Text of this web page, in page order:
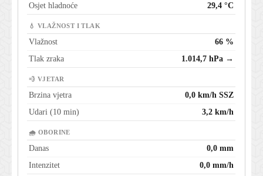
Osjet hladnoće
29,4 °C
💧 VLAŽNOST I TLAK
Vlažnost
66 %
Tlak zraka
1.014,7 hPa →
💨 VJETAR
Brzina vjetra
0,0 km/h SSZ
Udari (10 min)
3,2 km/h
🌧 OBORINE
Danas
0,0 mm
Intenzitet
0,0 mm/h